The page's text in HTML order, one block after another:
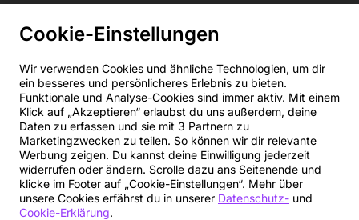
Cookie-Einstellungen
Wir verwenden Cookies und ähnliche Technologien, um dir
ein besseres und persönlicheres Erlebnis zu bieten.
Funktionale und Analyse-Cookies sind immer aktiv. Mit einem
Klick auf „Akzeptieren“ erlaubst du uns außerdem, deine
Daten zu erfassen und sie mit 3 Partnern zu
Marketingzwecken zu teilen. So können wir dir relevante
Werbung zeigen. Du kannst deine Einwilligung jederzeit
widerrufen oder ändern. Scrolle dazu ans Seitenende und
klicke im Footer auf „Cookie-Einstellungen“. Mehr über
unsere Cookies erfährst du in unserer Datenschutz- und
Cookie-Erklärung.